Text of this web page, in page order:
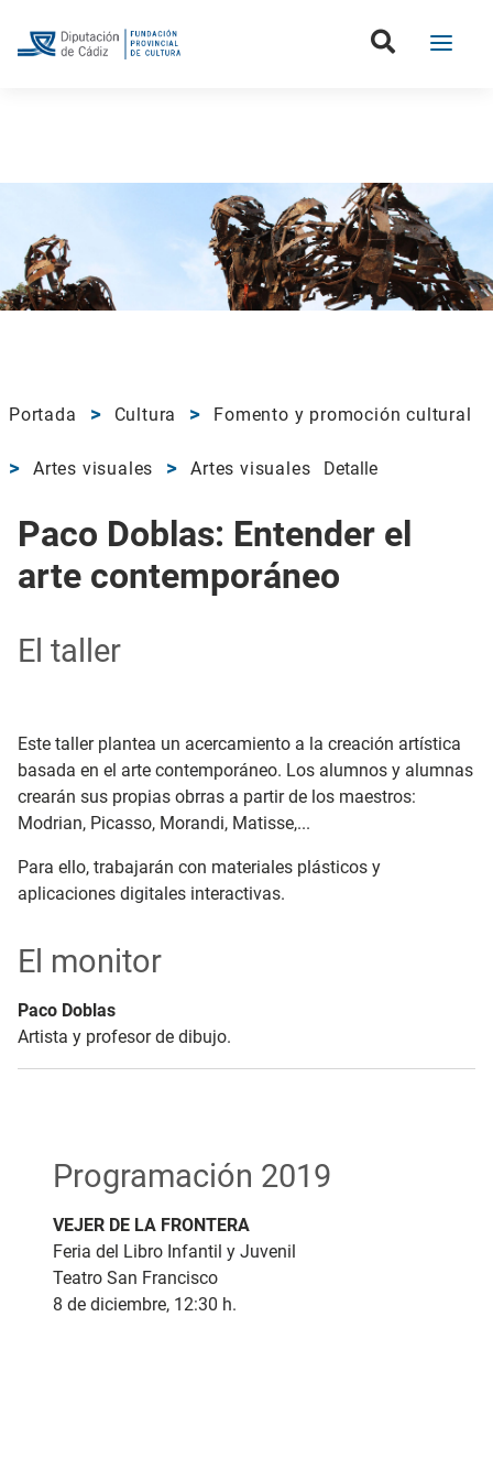
Portada Cultura Fomento y promoción cultural
Artes visuales Artes visuales Detalle
Paco Doblas: Entender el
arte contemporáneo
El taller
Este taller plantea un acercamiento a la creación artística
basada en el arte contemporáneo. Los alumnos y alumnas
crearán sus propias obrras a partir de los maestros:
Modrian, Picasso, Morandi, Matisse,...
Para ello, trabajarán con materiales plásticos y
aplicaciones digitales interactivas.
El monitor
Paco Doblas
Artista y profesor de dibujo.
Programación 2019
VEJER DE LA FRONTERA
Feria del Libro Infantil y Juvenil
Teatro San Francisco
8 de diciembre, 12:30 h.